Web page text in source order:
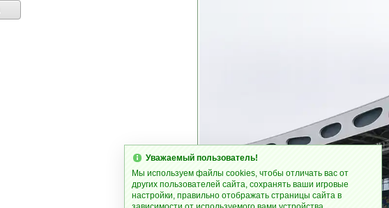
Уважаемый пользователь!
Мы используем файлы cookies, чтобы отличать вас от
других пользователей сайта, сохранять ваши игровые
настройки, правильно отображать страницы сайта в